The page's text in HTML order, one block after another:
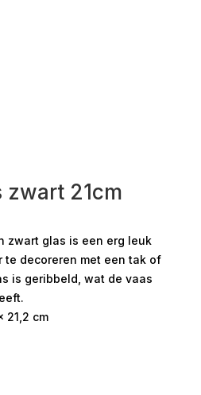
zwart 21cm
zwart glas is een erg leuk
te decoreren met een tak of
is geribbeld, wat de vaas
21,2 cm